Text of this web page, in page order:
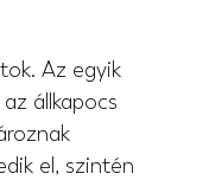
Az egyik
állkapocs
el, szintén